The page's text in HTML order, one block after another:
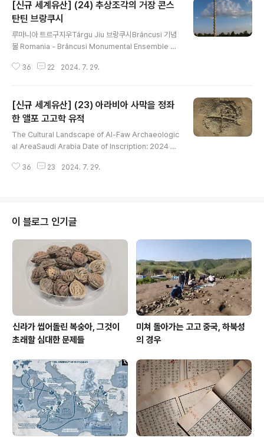
[신규 세계유산] (24) 추상조각의 거장 콘스
탄틴 브랑쿠시
루마니아 트르구지우Târgu Jiu 브랑쿠시Brâncusi 기념
물 Romania - Brâncusi Monumental Ensemble of
a: (i)(ii) Property : 26.58 ha Buffer zone: 78.05 h
Austere, contemplative, yet accessible, the mo
numental ensemble of Târgu Jiu was created in
36 22 2024. 7. 29.
[신규 세계유산] (23) 아라비아 사막을 정좌
한 앨포 고고학 유적
The Cultural Landscape of Al-Faw Archaeologic
al AreaSaudi Arabia Date of Inscription: 2024 Cr
e: 27,548.33 ha Dossier: 1712 N19 45 53.7 E4
the property was abruptly abandoned around th
e 5th century CE. Nearl..
36 23 2024. 7. 29.
이 블로그 인기글
신라가 씹어돌린 복숭아, 그것이
초래할 심대한 문제들
미쳐 돌아가는 고고 중국, 하북성
의 경우